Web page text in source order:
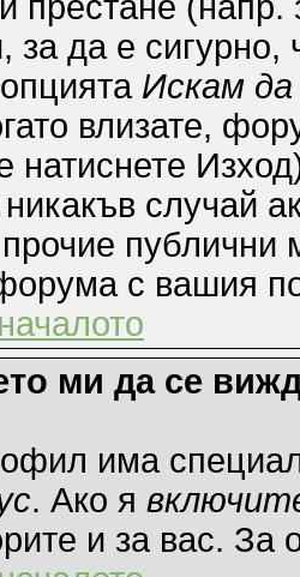
за да е
Искам
влизате,
натиснете
случай
публични
с вашия
ми да се
има
. Ако я
и за вас. За